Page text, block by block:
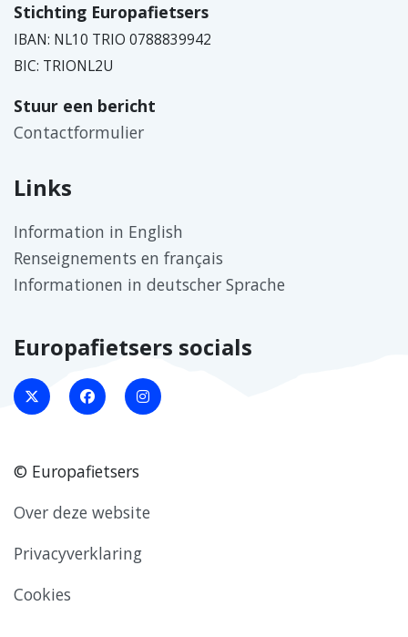
Stichting Europafietsers
IBAN: NL10 TRIO 0788839942
BIC: TRIONL2U
Stuur een bericht
Contactformulier
Links
Information in English
Renseignements en français
Informationen in deutscher Sprache
Europafietsers socials
© Europafietsers
Over deze website
Privacyverklaring
Cookies